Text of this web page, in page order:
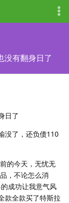
没有翻身日了
日了
没了，还负债110
的今天，无忧无
，不论怎么消
成功让我意气风
款全款买了特斯拉